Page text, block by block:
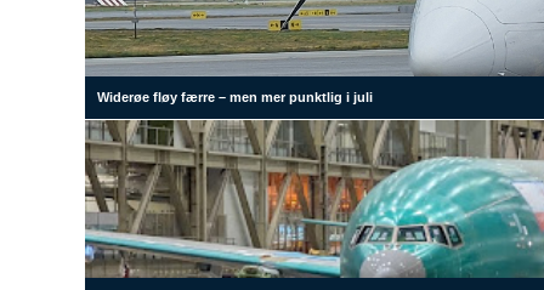
Widerøe fløy færre – men mer punktlig i juli